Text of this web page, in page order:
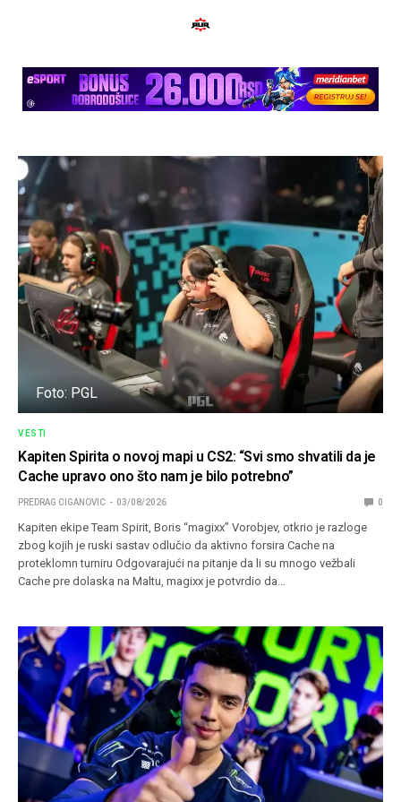
Foto: PGL
VESTI
Kapiten Spirita o novoj mapi u CS2: “Svi smo shvatili da je
Cache upravo ono što nam je bilo potrebno”
PREDRAG CIGANOVIC 03/08/2026 0
Kapiten ekipe Team Spirit, Boris “magixx” Vorobjev, otkrio je razloge
zbog kojih je ruski sastav odlučio da aktivno forsira Cache na
proteklomn turniru Odgovarajući na pitanje da li su mnogo vežbali
Cache pre dolaska na Maltu, magixx je potvrdio da…